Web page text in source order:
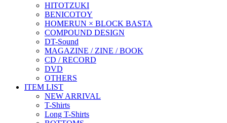
HITOTZUKI
BENICOTOY
HOMERUN × BLOCK BASTA
COMPOUND DESIGN
DT-Sound
MAGAZINE / ZINE / BOOK
CD / RECORD
DVD
OTHERS
ITEM LIST
NEW ARRIVAL
T-Shirts
Long T-Shirts